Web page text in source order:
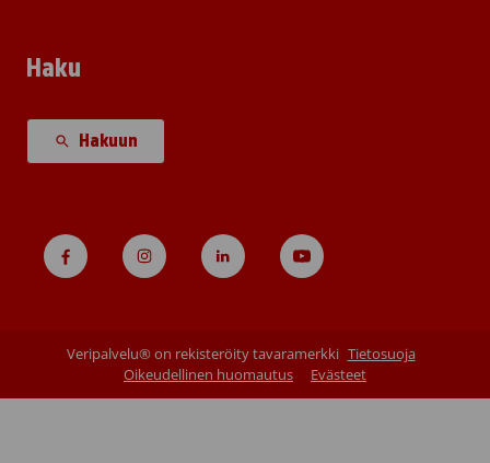
Haku
Hakuun
Veripalvelu® on rekisteröity tavaramerkki Tietosuoja
Oikeudellinen huomautus
Evästeet